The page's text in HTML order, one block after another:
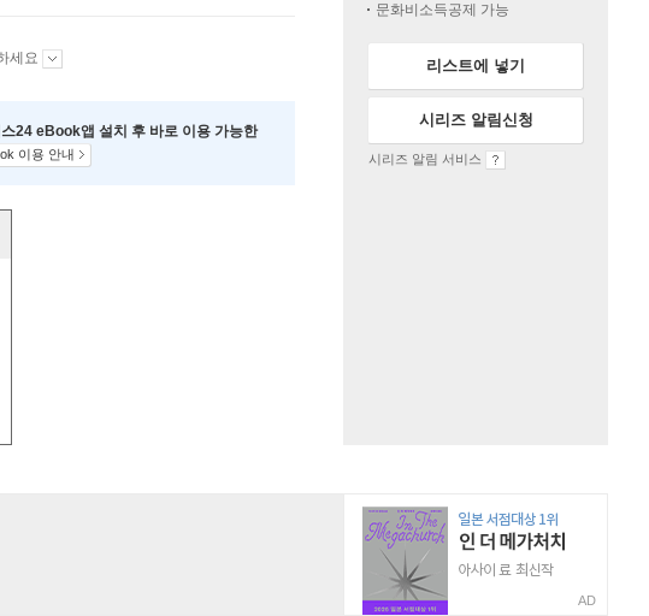
세요
24 eBook앱 설치 후 바로 이용 가능한
이용 안내
문화비소득공제 가능
리스트에 넣기
시리즈 알림신청
시리즈 알림 서비스
AD